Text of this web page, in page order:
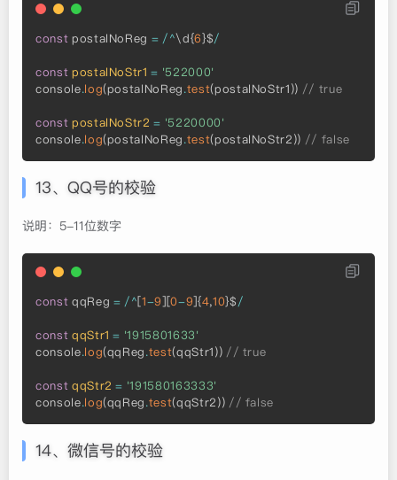
const postalNoReg = /^\d{6}$/
const postalNoStr1 = '522000'
console.log(postalNoReg.test(postalNoStr1)) // true
const postalNoStr2 = '5220000'
console.log(postalNoReg.test(postalNoStr2)) // false
13、QQ号的校验
说明：5-11位数字
const qqReg = /^[1-9][0-9]{4,10}$/
const qqStr1 = '1915801633'
console.log(qqReg.test(qqStr1)) // true
const qqStr2 = '191580163333'
console.log(qqReg.test(qqStr2)) // false
14、微信号的校验